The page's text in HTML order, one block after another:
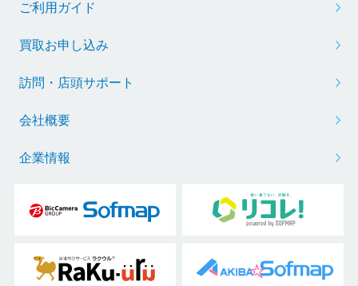
ご利用ガイド
買取お申し込み
訪問・店頭サポート
会社概要
企業情報